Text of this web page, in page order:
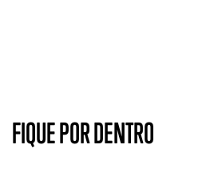
FIQUE POR DENTRO